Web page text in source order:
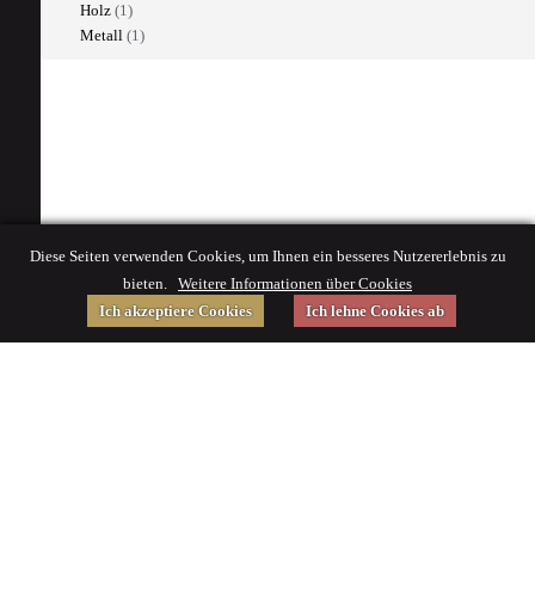
Holz (1)
Metall (1)
Diese Seiten verwenden Cookies, um Ihnen ein besseres Nutzererlebnis zu
bieten. Weitere Informationen über Cookies
Ich akzeptiere Cookies
Ich lehne Cookies ab